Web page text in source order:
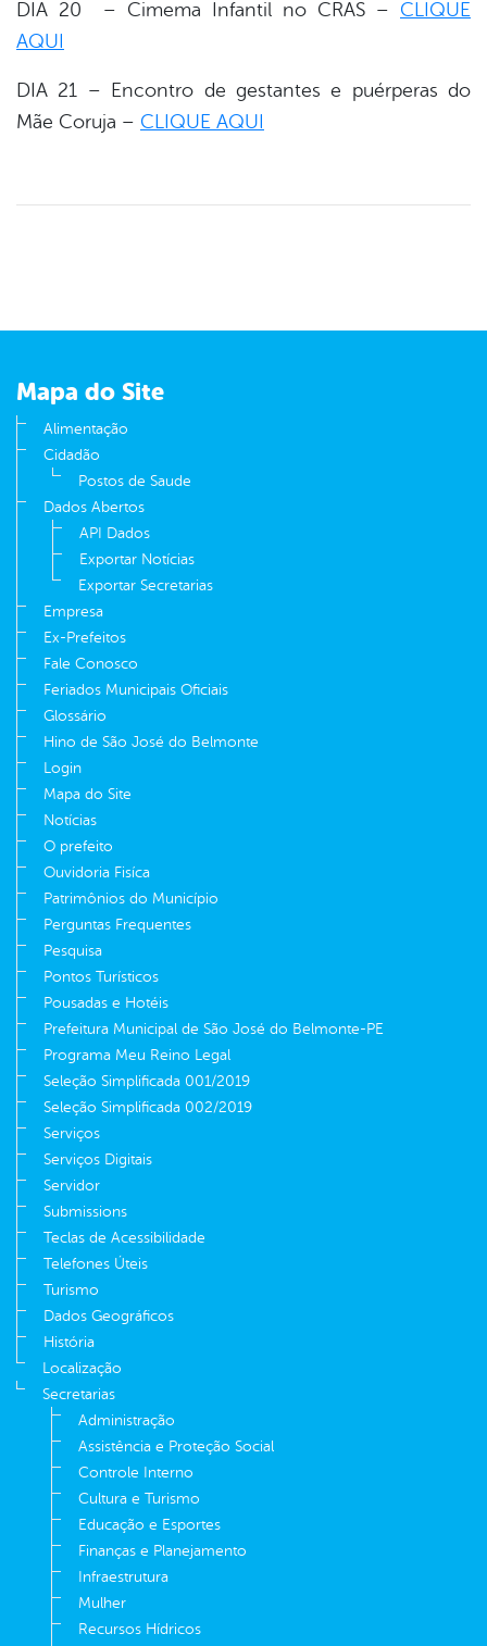
DIA 20 – Cimema Infantil no CRAS – CLIQUE
AQUI
DIA 21 – Encontro de gestantes e puérperas do
Mãe Coruja – CLIQUE AQUI
Mapa do Site
Alimentação
Cidadão
Postos de Saude
Dados Abertos
API Dados
Exportar Notícias
Exportar Secretarias
Empresa
Ex-Prefeitos
Fale Conosco
Feriados Municipais Oficiais
Glossário
Hino de São José do Belmonte
Login
Mapa do Site
Notícias
O prefeito
Ouvidoria Fisíca
Patrimônios do Município
Perguntas Frequentes
Pesquisa
Pontos Turísticos
Pousadas e Hotéis
Prefeitura Municipal de São José do Belmonte-PE
Programa Meu Reino Legal
Seleção Simplificada 001/2019
Seleção Simplificada 002/2019
Serviços
Serviços Digitais
Servidor
Submissions
Teclas de Acessibilidade
Telefones Úteis
Turismo
Dados Geográficos
História
Localização
Secretarias
Administração
Assistência e Proteção Social
Controle Interno
Cultura e Turismo
Educação e Esportes
Finanças e Planejamento
Infraestrutura
Mulher
Recursos Hídricos